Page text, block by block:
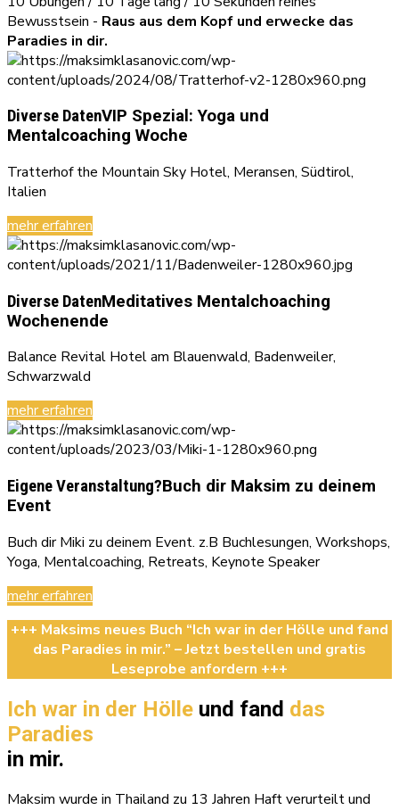
Bewusstsein - Raus aus dem Kopf und erwecke das
Paradies in dir.
Diverse DatenVIP Spezial: Yoga und
Mentalcoaching Woche
Tratterhof the Mountain Sky Hotel, Meransen, Südtirol,
Italien
mehr erfahren
Diverse DatenMeditatives Mentalchoaching
Wochenende
Balance Revital Hotel am Blauenwald, Badenweiler,
Schwarzwald
mehr erfahren
Eigene Veranstaltung?Buch dir Maksim zu deinem
Event
Buch dir Miki zu deinem Event. z.B Buchlesungen, Workshops,
Yoga, Mentalcoaching, Retreats, Keynote Speaker
mehr erfahren
+++ Maksims neues Buch “Ich war in der Hölle und fand
das Paradies in mir.” – Jetzt bestellen und gratis
Leseprobe anfordern +++
Ich war in der Hölle und fand das
Paradies
in mir.
Maksim wurde in Thailand zu 13 Jahren Haft verurteilt und